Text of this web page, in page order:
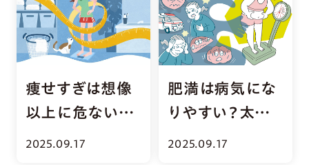
2025.09.17
痩せすぎは想像
以上に危ない？
病気のリスクが
2025.09.17
肥満は病気にな
りやすい？太りす
ぎが引き起こす